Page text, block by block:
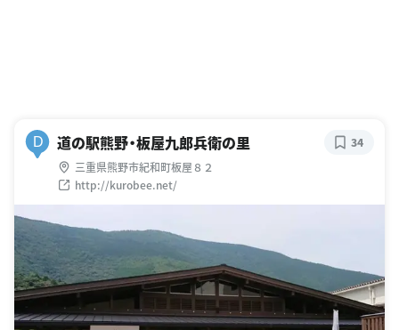
D 道の駅熊野・板屋九郎兵衛の里
三重県熊野市紀和町板屋８２
http://kurobee.net/
34